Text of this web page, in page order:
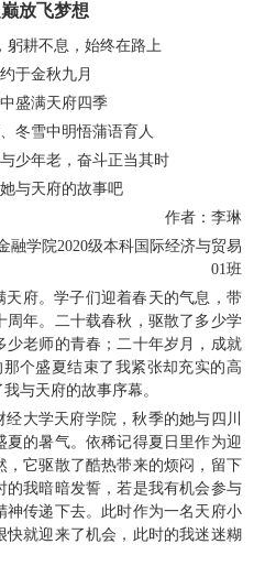
放飞梦想
躬耕不息，始终在路上
于金秋九月
盛满天府四季
冬雪中明悟蒲语育人
少年老，奋斗正当其时
与天府的故事吧
作者：李琳
融学院2020级本科国际经济与贸易
01班
府。学子们迎着春天的气息，带
年。二十载春秋，驱散了多少学
老师的青春；二十年岁月，成就
个盛夏结束了我紧张却充实的高
与天府的故事序幕。
大学天府学院，秋季的她与四川
的暑气。依稀记得夏日里作为迎
，它驱散了酷热带来的烦闷，留下
的我暗暗发誓，若是我有机会参与
传递下去。此时作为一名天府小
就迎来了机会，此时的我迷迷糊